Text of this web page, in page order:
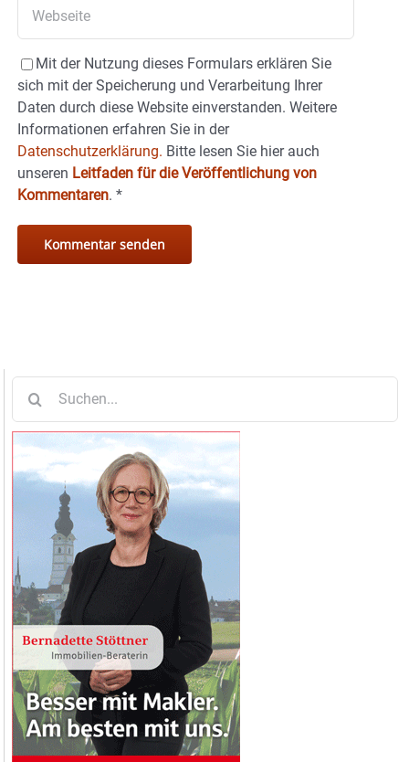
Mit der Nutzung dieses Formulars erklären Sie
sich mit der Speicherung und Verarbeitung Ihrer
Daten durch diese Website einverstanden. Weitere
Informationen erfahren Sie in der
Datenschutzerklärung. Bitte lesen Sie hier auch
unseren Leitfaden für die Veröffentlichung von
Kommentaren. *
nach: